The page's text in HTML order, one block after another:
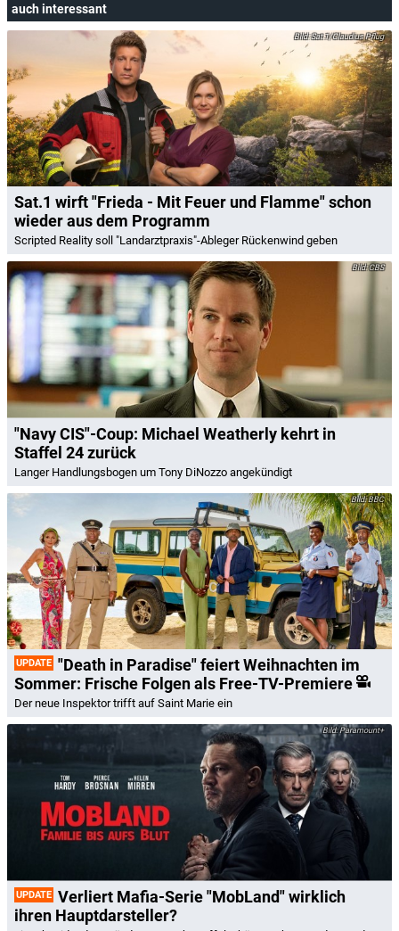
auch interessant
Sat.1/Claudius Pflug
Sat.1 wirft "Frieda - Mit Feuer und Flamme" schon
wieder aus dem Programm
Scripted Reality soll "Landarztpraxis"-Ableger Rückenwind geben
CBS
"Navy CIS"-Coup: Michael Weatherly kehrt in
Staffel 24 zurück
Langer Handlungsbogen um Tony DiNozzo angekündigt
BBC
UPDATE "Death in Paradise" feiert Weihnachten im
Sommer: Frische Folgen als Free-TV-Premiere
Der neue Inspektor trifft auf Saint Marie ein
Paramount+
UPDATE Verliert Mafia-Serie "MobLand" wirklich
ihren Hauptdarsteller?